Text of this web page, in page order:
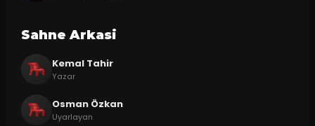
Sahne Arkasi
Kemal Tahir
Yazar
Osman Özkan
Uyarlayan